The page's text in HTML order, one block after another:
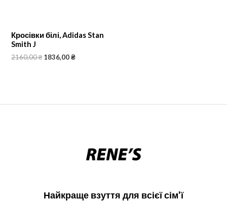
Кросівки білі, Adidas Stan
Smith J
2160,00₴ 1836,00₴
Найкраще взуття для всієї сім'ї